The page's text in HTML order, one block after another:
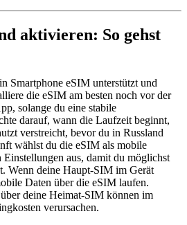
aktivieren: So gehst
Smartphone eSIM unterstützt und
die eSIM am besten noch vor der
solange du eine stabile
darauf, wann die Laufzeit beginnt,
verstreicht, bevor du in Russland
wählst du die eSIM als mobile
aus, damit du möglichst
Wenn deine Haupt-SIM im Gerät
Daten über die eSIM laufen.
deine Heimat-SIM können im
verursachen.